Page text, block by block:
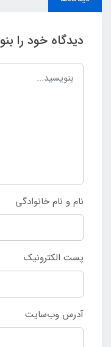
دیدگاه خود را
نام و نام خانوادگی
پست الکترونیک
آدرس وب‌سایت